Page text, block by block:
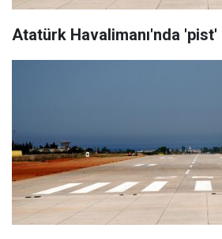
Atatürk Havalimanı'nda 'pist'